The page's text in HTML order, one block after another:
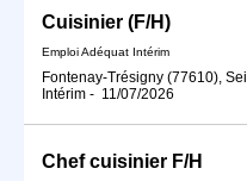
Cuisinier (F/H)
Emploi Adéquat Intérim
Fontenay-Trésigny (77610),
Intérim - 11/07/2026
Chef cuisinier F/H